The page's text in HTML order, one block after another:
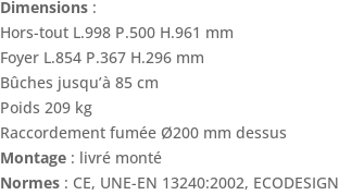
Dimensions :
Hors-tout L.998 P.500 H.961 mm
Foyer L.854 P.367 H.296 mm
Bûches jusqu’à 85 cm
Poids 209 kg
Raccordement fumée Ø200 mm dessus
Montage : livré monté
Normes : CE, UNE-EN 13240:2002, ECODESIGN